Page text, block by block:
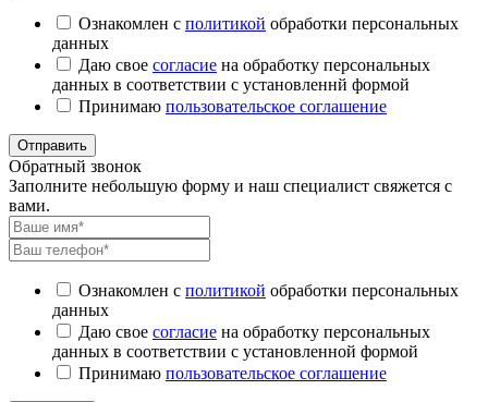
Ознакомлен с политикой обработки персональных
данных
Даю свое согласие на обработку персональных
данных в соответствии с установленнй формой
Принимаю пользовательское соглашение
Отправить
Обратный звонок
Заполните небольшую форму и наш специалист свяжется с
вами.
Ознакомлен с политикой обработки персональных
данных
Даю свое согласие на обработку персональных
данных в соответствии с установленной формой
Принимаю пользовательское соглашение